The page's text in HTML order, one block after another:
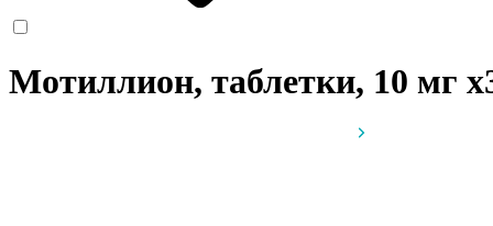
Мотиллион, таблетки, 10 мг